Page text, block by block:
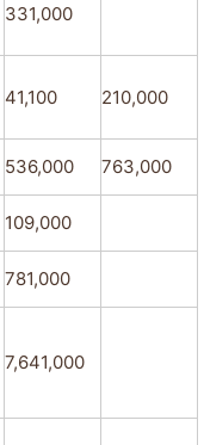
331,000
41,100 210,000
536,000
763,000
109,000
781,000
7,641,000